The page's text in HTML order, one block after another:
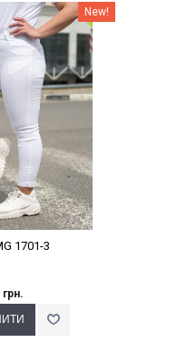
з % New!
1701-3
грн.